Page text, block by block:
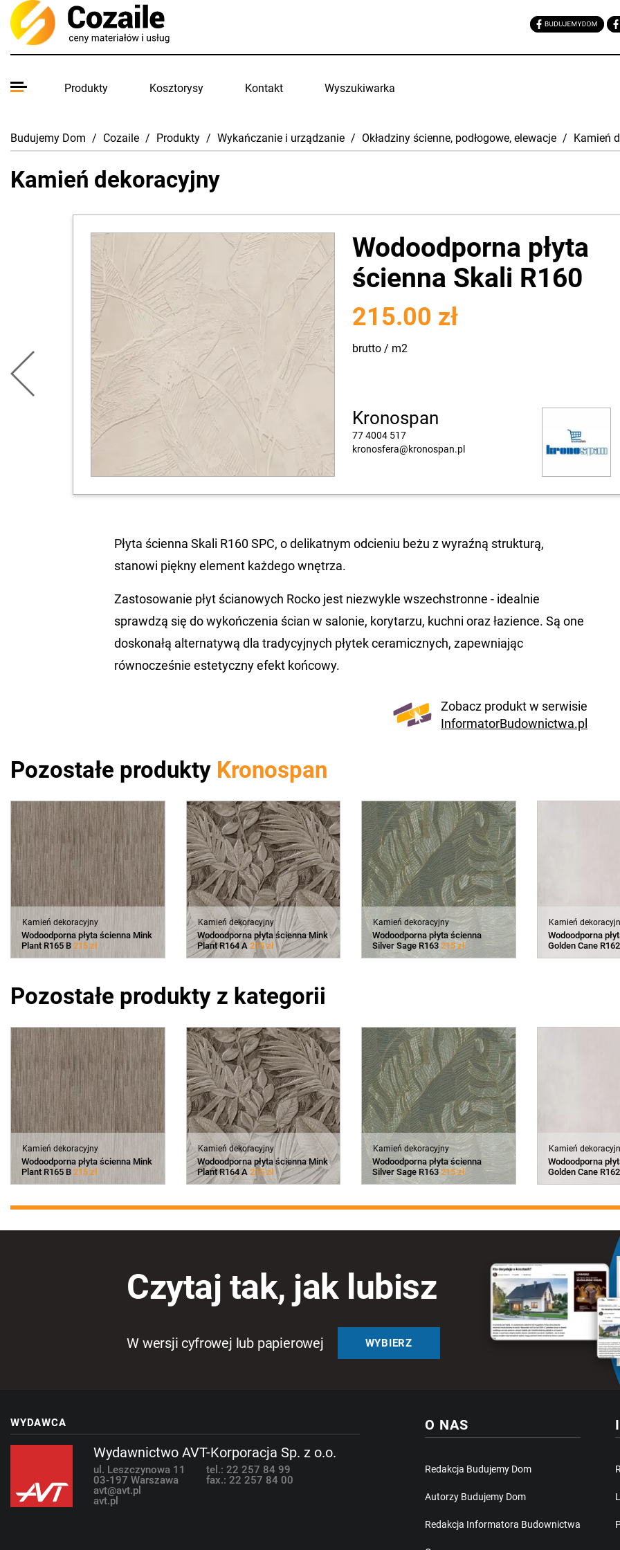
Produkty Kosztorysy Kontakt Wyszukiwarka
Budujemy Dom / Cozaile / Produkty / Wykańczanie i urządzanie / Okładziny ścienne, podłogowe, elewacje / Kamień
Kamień dekoracyjny
Wodoodporna płyta
ścienna Skali R160
215.00 zł
brutto / m2
Kronospan
77 4004 517
kronosfera@kronospan.pl
Płyta ścienna Skali R160 SPC, o delikatnym odcieniu beżu z wyraźną strukturą,
stanowi piękny element każdego wnętrza.
Zastosowanie płyt ścianowych Rocko jest niezwykle wszechstronne - idealnie
sprawdzą się do wykończenia ścian w salonie, korytarzu, kuchni oraz łazience. Są one
doskonałą alternatywą dla tradycyjnych płytek ceramicznych, zapewniając
równocześnie estetyczny efekt końcowy.
Zobacz produkt w serwisie
InformatorBudownictwa.pl
Pozostałe produkty Kronospan
Kamień dekoracyjny
Wodoodporna płyta ścienna Mink
Plant R165 B 215 zł
Kamień dekoracyjny
Wodoodporna płyta ścienna Mink
Plant R164 A 215 zł
Kamień dekoracyjny
Wodoodporna płyta ścienna
Silver Sage R163 215 zł
Kamień
Wodoodporna
Golden Cane
Pozostałe produkty z kategorii
Kamień dekoracyjny
Wodoodporna płyta ścienna Mink
Plant R165 B 215 zł
Kamień dekoracyjny
Wodoodporna płyta ścienna Mink
Plant R164 A 215 zł
Kamień dekoracyjny
Wodoodporna płyta ścienna
Silver Sage R163 215 zł
Kamień
Wodoodporna
Golden Cane
Czytaj tak, jak lubisz
W wersji cyfrowej lub papierowej WYBIERZ
WYDAWCA
Wydawnictwo AVT-Korporacja Sp. z o.o.
ul. Leszczynowa 11
03-197 Warszawa
tel.: 22 257 84 99
fax.: 22 257 84 00
avt@avt.pl
avt.pl
O NAS
Redakcja Budujemy Dom
Autorzy Budujemy Dom
Redakcja Informatora Budownictwa